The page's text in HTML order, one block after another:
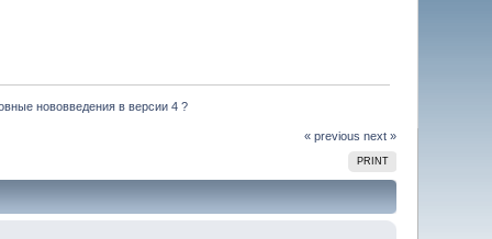
нововведения в версии 4 ?
« previous next »
PRINT